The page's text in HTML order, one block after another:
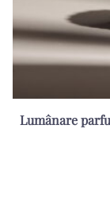
Lumânare